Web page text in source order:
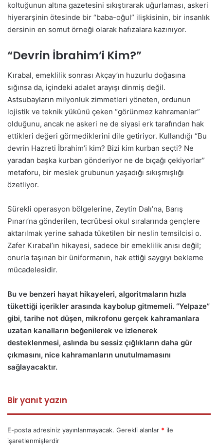
koltuğunun altına gazetesini sıkıştırarak uğurlaması, askeri
hiyerarşinin ötesinde bir “baba-oğul” ilişkisinin, bir insanlık
dersinin en somut örneği olarak hafızalara kazınıyor.
“Devrin İbrahim’i Kim?”
Kırabal, emeklilik sonrası Akçay’ın huzurlu doğasına
sığınsa da, içindeki adalet arayışı dinmiş değil.
Astsubayların milyonluk zimmetleri yöneten, ordunun
lojistik ve teknik yükünü çeken “görünmez kahramanlar”
olduğunu, ancak ne askeri ne de siyasi erk tarafından hak
ettikleri değeri görmediklerini dile getiriyor. Kullandığı “Bu
devrin Hazreti İbrahim’i kim? Bizi kim kurban seçti? Ne
yaradan başka kurban gönderiyor ne de bıçağı çekiyorlar”
metaforu, bir meslek grubunun yaşadığı sıkışmışlığı
özetliyor.
Sürekli operasyon bölgelerine, Zeytin Dalı’na, Barış
Pınarı’na gönderilen, tecrübesi okul sıralarında gençlere
aktarılmak yerine sahada tüketilen bir neslin temsilcisi o.
Zafer Kırabal’ın hikayesi, sadece bir emeklilik anısı değil;
onurla taşınan bir üniformanın, hak ettiği saygıyı bekleme
mücadelesidir.
Bu ve benzeri hayat hikayeleri, algoritmaların hızla
tükettiği içerikler arasında kaybolup gitmemeli. “Yelpaze”
gibi, tarihe not düşen, mikrofonu gerçek kahramanlara
uzatan kanalların beğenilerek ve izlenerek
desteklenmesi, aslında bu sessiz çığlıkların daha gür
çıkmasını, nice kahramanların unutulmamasını
sağlayacaktır.
Bir yanıt yazın
E-posta adresiniz yayınlanmayacak. Gerekli alanlar * ile
işaretlenmişlerdir